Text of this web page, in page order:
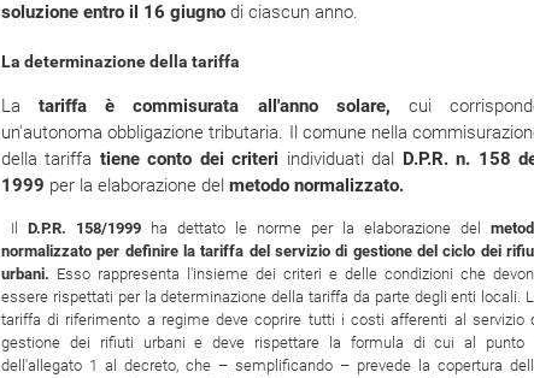
soluzione entro il 16 giugno di ciascun anno.
La determinazione della tariffa
Latariffa è commisurata all'anno solare, cui
un'autonoma obbligazione tributaria. Il comune nella
della tariffa tiene conto dei criteri individuati dal D.P.R. n. 158
1999 per la elaborazione del metodo normalizzato.
Il D.P.R. 158/1999 ha dettato le norme per la elaborazione del
normalizzato per definire la tariffa del servizio di gestione del ciclo dei
urbani. Esso rappresenta l'insieme dei criteri e delle condizioni che
essere rispettati per la determinazione della tariffa da parte degli enti locali.
tariffa di riferimento a regime deve coprire tutti i costi afferenti al servizio
gestione dei rifiuti urbani e deve rispettare la formula di cui al punto
dell'allegato 1 al decreto, che – semplificando – prevede la copertura